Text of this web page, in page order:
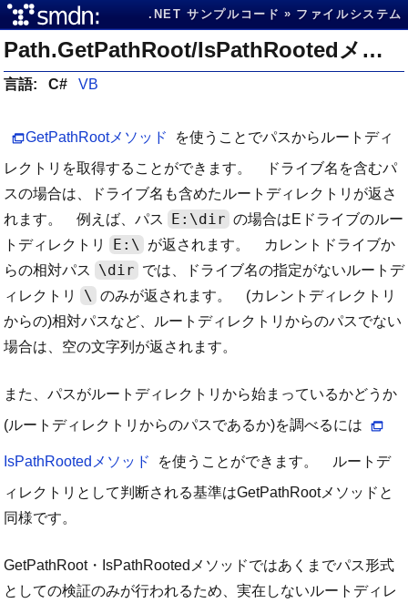
.NET サンプルコード ファイルシステム
Path.GetPathRoot/IsPathRootedメソッドでルートディレクトリを抽出する/ルートディレクトリからのパスか調べる
言語: C# VB
GetPathRootメソッド
を使うことでパスからルートディ
レクトリを取得することができます。 ドライブ名を含むパ
スの場合は、ドライブ名も含めたルートディレクトリが返さ
れます。 例えば、パス
E:\dir の場合はEドライブのルー
トディレクトリ
E:\
が返されます。 カレントドライブか
らの相対パス
\dir では、ドライブ名の指定がないルートデ
ィレクトリ
\ のみが返されます。 (カレントディレクトリ
からの)相対パスなど、ルートディレクトリからのパスでない
場合は、空の文字列が返されます。
また、パスがルートディレクトリから始まっているかどうか
(ルートディレクトリからのパスであるか)を調べるには
IsPathRootedメソッド
を使うことができます。 ルートデ
ィレクトリとして判断される基準はGetPathRootメソッドと
同様です。
GetPathRoot・IsPathRootedメソッドではあくまでパス形式
としての検証のみが行われるため、実在しないルートディレ